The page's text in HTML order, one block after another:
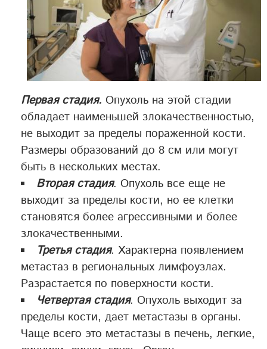
Первая стадия. Опухоль на этой стадии
обладает наименьшей злокачественностью,
не выходит за пределы пораженной кости.
Размеры образований до 8 см или могут
быть в нескольких местах.
Вторая стадия. Опухоль все еще не
выходит за пределы кости, но ее клетки
становятся более агрессивными и более
злокачественными.
Третья стадия. Характерна появлением
метастаз в региональных лимфоузлах.
Разрастается по поверхности кости.
Четвертая стадия. Опухоль выходит за
пределы кости, дает метастазы в органы.
Чаще всего это метастазы в печень, легкие,